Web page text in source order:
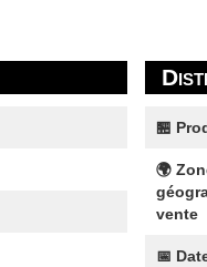
🏪
🌍
vente
📅